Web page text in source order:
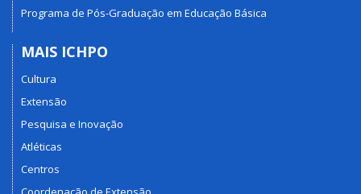
Programa de Pós-Graduação em Educação Básica
MAIS ICHPO
Cultura
Extensão
Pesquisa e Inovação
Atléticas
Centros